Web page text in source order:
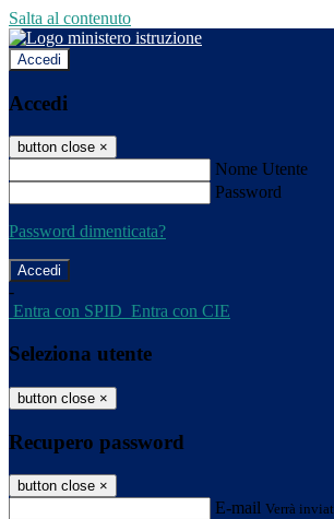
Salta al contenuto
Accedi
Accedi
button close ×
Nome Utente
Password
Password dimenticata?
-
Entra con SPID Entra con CIE
Seleziona utente
button close ×
Recupero password
button close ×
E-mail Verrà